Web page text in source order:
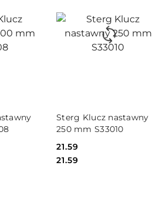
Sterg Klucz nastawny
250 mm S33010
Cena:
21.59
Cena:
21.59